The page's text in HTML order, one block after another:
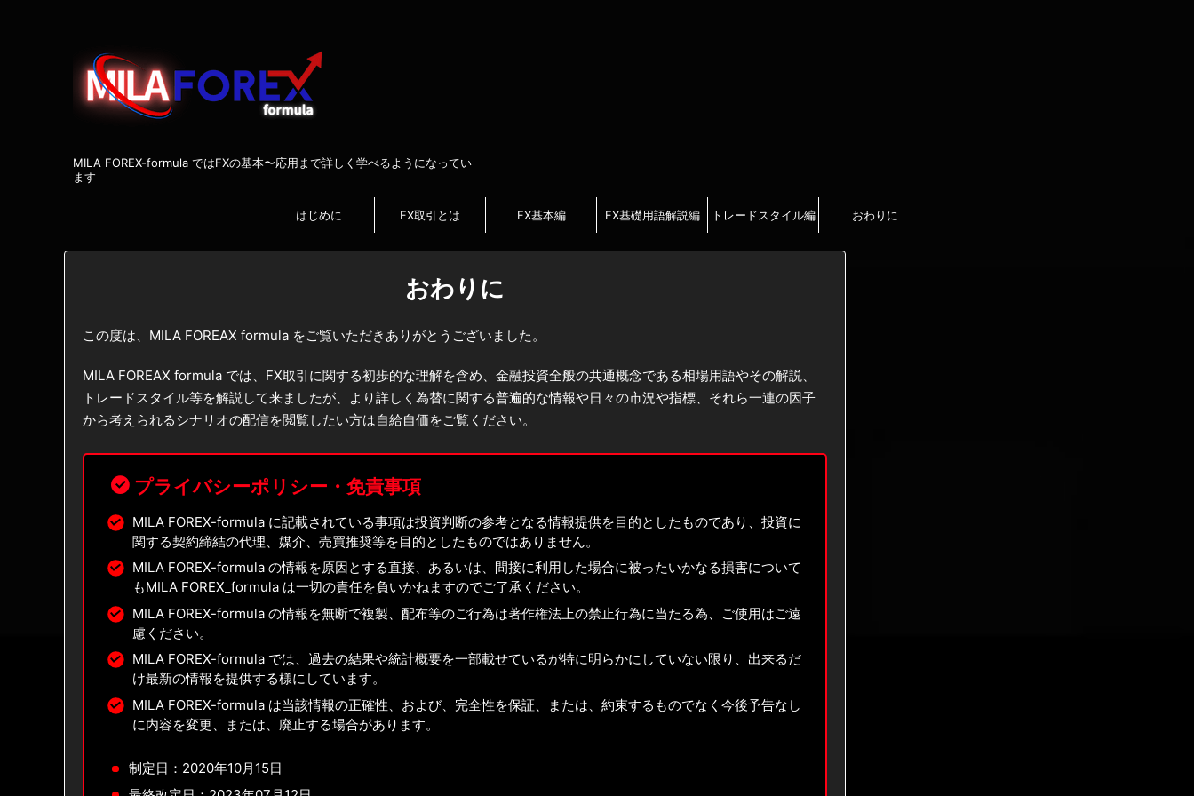
MILA FOREX-formula ではFXの基本〜応用まで詳しく学べるようになってい
ます
はじめに FX取引とは FX基本編 FX基礎用語解説編 トレードスタイル編 おわりに
おわりに
この度は、MILA FOREAX formula をご覧いただきありがとうございました。
MILA FOREAX formula では、FX取引に関する初歩的な理解を含め、金融投資全般の共通概念である相場用語やその解説、
トレードスタイル等を解説して来ましたが、より詳しく為替に関する普遍的な情報や日々の市況や指標、それら一連の因子
から考えられるシナリオの配信を閲覧したい方は自給自価をご覧ください。
プライバシーポリシー・免責事項
MILA FOREX-formula に記載されている事項は投資判断の参考となる情報提供を目的としたものであり、投資に
関する契約締結の代理、媒介、売買推奨等を目的としたものではありません。
MILA FOREX-formula の情報を原因とする直接、あるいは、間接に利用した場合に被ったいかなる損害について
もMILA FOREX_formula は一切の責任を負いかねますのでご了承ください。
MILA FOREX-formula の情報を無断で複製、配布等のご行為は著作権法上の禁止行為に当たる為、ご使用はご遠
慮ください。
MILA FOREX-formula では、過去の結果や統計概要を一部載せているが特に明らかにしていない限り、出来るだ
け最新の情報を提供する様にしています。
MILA FOREX-formula は当該情報の正確性、および、完全性を保証、または、約束するものでなく今後予告なし
に内容を変更、または、廃止する場合があります。
制定日：2020年10月15日